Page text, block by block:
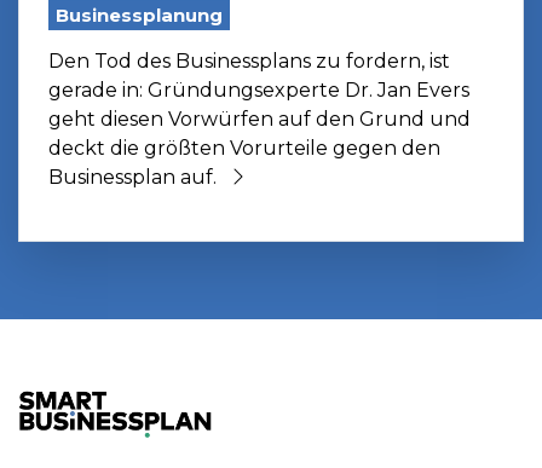
Businessplanung
Den Tod des Businessplans zu fordern, ist
gerade in: Gründungsexperte Dr. Jan Evers
geht diesen Vorwürfen auf den Grund und
deckt die größten Vorurteile gegen den
Businessplan auf.